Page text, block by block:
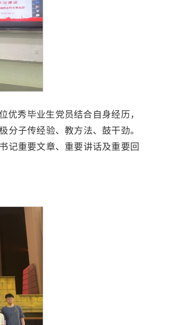
优秀毕业生党员结合自身经历，
分子传经验、教方法、鼓干劲。
记重要文章、重要讲话及重要回